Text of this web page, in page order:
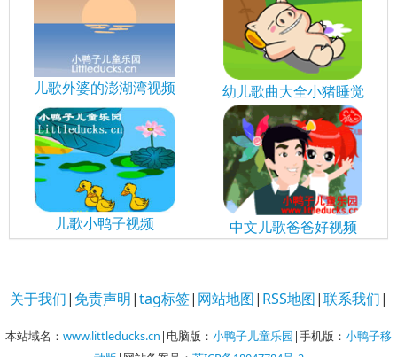
儿歌外婆的澎湖湾视频 幼儿歌曲大全小猪睡觉
儿歌小鸭子视频 中文儿歌爸爸好视频
关于我们| 免责声明|tag标签| 网站地图| RSS地图|联系我们|
本站域名： www.littleducks.cn |电脑版： 小鸭子儿童乐园 |手机版： 小鸭子移